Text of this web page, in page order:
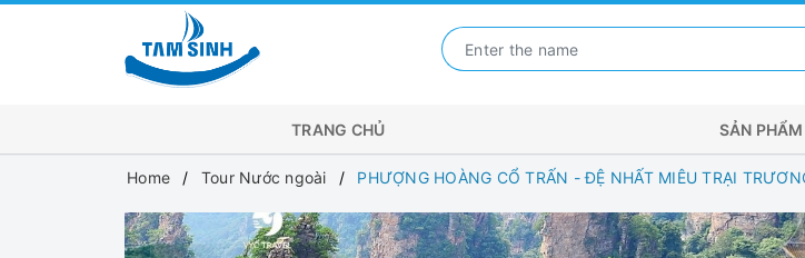
TRANG CHỦ SẢN PHẨM
Home Tour Nước ngoài PHƯỢNG HOÀNG CỔ TRẤN - ĐỆ NHẤT MIÊU TRẠI